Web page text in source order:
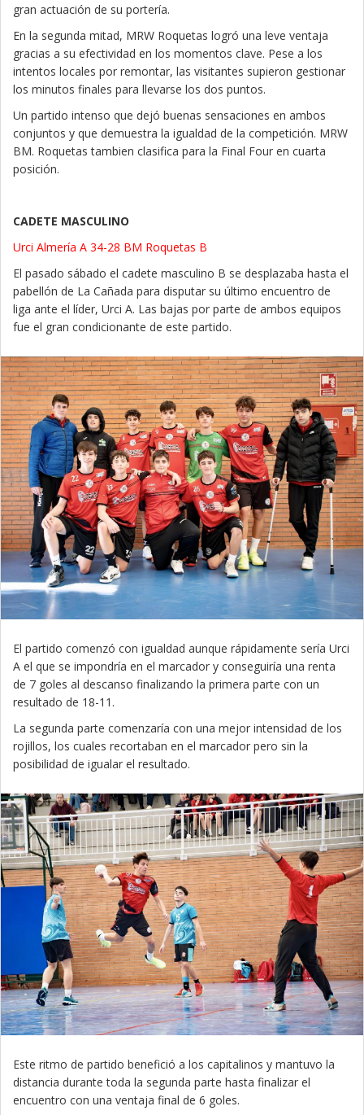
gran actuación de su portería.
En la segunda mitad, MRW Roquetas logró una leve ventaja
gracias a su efectividad en los momentos clave. Pese a los
intentos locales por remontar, las visitantes supieron gestionar
los minutos finales para llevarse los dos puntos.
Un partido intenso que dejó buenas sensaciones en ambos
conjuntos y que demuestra la igualdad de la competición. MRW
BM. Roquetas tambien clasifica para la Final Four en cuarta
posición.
CADETE MASCULINO
Urci Almería A 34-28 BM Roquetas B
El pasado sábado el cadete masculino B se desplazaba hasta el
pabellón de La Cañada para disputar su último encuentro de
liga ante el líder, Urci A. Las bajas por parte de ambos equipos
fue el gran condicionante de este partido.
El partido comenzó con igualdad aunque rápidamente sería Urci
A el que se impondría en el marcador y conseguiría una renta
de 7 goles al descanso finalizando la primera parte con un
resultado de 18-11.
La segunda parte comenzaría con una mejor intensidad de los
rojillos, los cuales recortaban en el marcador pero sin la
posibilidad de igualar el resultado.
Este ritmo de partido benefició a los capitalinos y mantuvo la
distancia durante toda la segunda parte hasta finalizar el
encuentro con una ventaja final de 6 goles.